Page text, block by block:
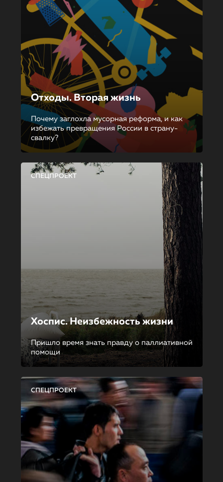
Отходы. Вторая жизнь
Почему заглохла мусорная реформа, и как
избежать превращения России в страну-
свалку?
СПЕЦПРОЕКТ
Хоспис. Неизбежность жизни
Пришло время знать правду о паллиативной
помощи
СПЕЦПРОЕКТ